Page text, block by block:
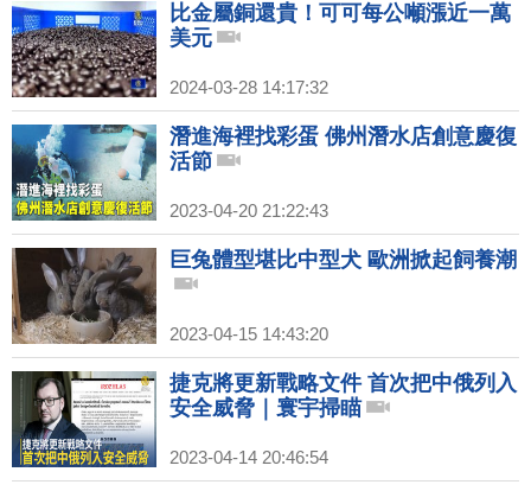
比金屬銅還貴！可可每公噸漲近一萬
美元
2024-03-28 14:17:32
潛進海裡找彩蛋 佛州潛水店創意慶復
活節
2023-04-20 21:22:43
巨兔體型堪比中型犬 歐洲掀起飼養潮
2023-04-15 14:43:20
捷克將更新戰略文件 首次把中俄列入
安全威脅｜寰宇掃瞄
2023-04-14 20:46:54